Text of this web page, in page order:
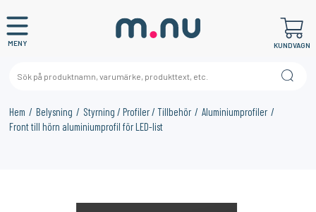
MENY KUNDVAGN
Hem Belysning Styrning / Profiler / Tillbehör
Aluminiumprofiler
Front till hörn aluminiumprofil för LED-list